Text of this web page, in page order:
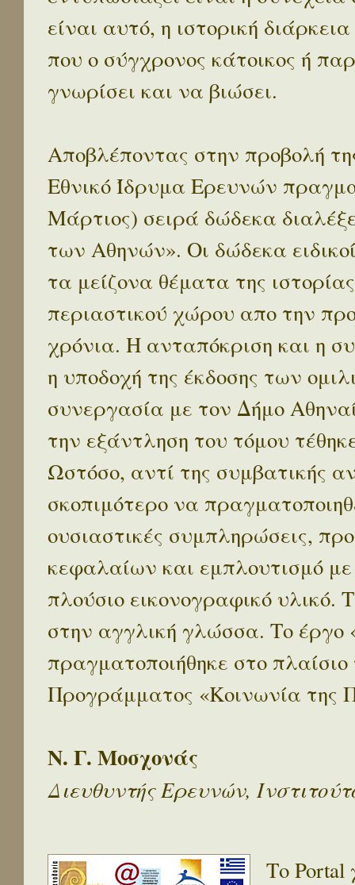
είναι αυτό, η ιστορική
που ο σύγχρονος κάτοικος ή
γνωρίσει και να βιώσει.
Αποβλέποντας στην προβολή
Εθνικό Ίδρυμα Ερευνών
Μάρτιος) σειρά δώδεκα
των Αθηνών». Οι δώδεκα
τα μείζονα θέματα της
περιαστικού χώρου απο την
χρόνια. Η ανταπόκριση και η
η υποδοχή της έκδοσης των
συνεργασία με τον Δήμο
την εξάντληση του τόμου
Ωστόσο, αντί της συμβατικής
σκοπιμότερο να
ουσιαστικές συμπληρώσεις,
κεφαλαίων και εμπλουτισμό
πλούσιο εικονογραφικό
στην αγγλική γλώσσα. Το
πραγματοποιήθηκε στο
Προγράμματος «Κοινωνία της
Ν. Γ. Μοσχονάς
Διευθυντής Ερευνών,
Το Portal